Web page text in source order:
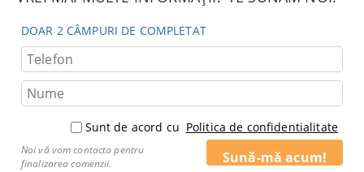
DOAR 2 CÂMPURI DE COMPLETAT
Sunt de acord cu Politica de confidentialitate
Noi vă vom contacta pentru
finalizarea comenzii.